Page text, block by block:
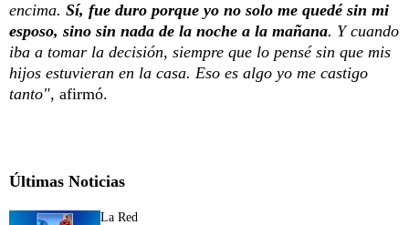
encima. Sí, fue duro porque yo no solo me quedé sin mi
esposo, sino sin nada de la noche a la mañana. Y cuando
iba a tomar la decisión, siempre que lo pensé sin que mis
hijos estuvieran en la casa. Eso es algo yo me castigo
tanto", afirmó.
Últimas Noticias
La Red